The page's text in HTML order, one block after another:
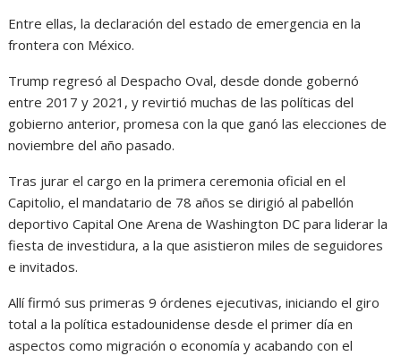
Entre ellas, la declaración del estado de emergencia en la
frontera con México.
Trump regresó al Despacho Oval, desde donde gobernó
entre 2017 y 2021, y revirtió muchas de las políticas del
gobierno anterior, promesa con la que ganó las elecciones de
noviembre del año pasado.
Tras jurar el cargo en la primera ceremonia oficial en el
Capitolio, el mandatario de 78 años se dirigió al pabellón
deportivo Capital One Arena de Washington DC para liderar la
fiesta de investidura, a la que asistieron miles de seguidores
e invitados.
Allí firmó sus primeras 9 órdenes ejecutivas, iniciando el giro
total a la política estadounidense desde el primer día en
aspectos como migración o economía y acabando con el